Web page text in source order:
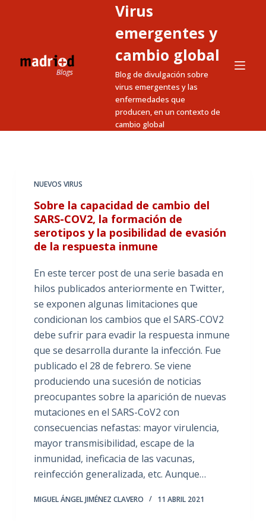
Virus
emergentes y
cambio global
Blog de divulgación sobre
virus emergentes y las
enfermedades que
producen, en un contexto de
cambio global
NUEVOS VIRUS
Sobre la capacidad de cambio del
SARS-COV2, la formación de
serotipos y la posibilidad de evasión
de la respuesta inmune
En este tercer post de una serie basada en
hilos publicados anteriormente en Twitter,
se exponen algunas limitaciones que
condicionan los cambios que el SARS-COV2
debe sufrir para evadir la respuesta inmune
que se desarrolla durante la infección. Fue
publicado el 28 de febrero. Se viene
produciendo una sucesión de noticias
preocupantes sobre la aparición de nuevas
mutaciones en el SARS-CoV2 con
consecuencias nefastas: mayor virulencia,
mayor transmisibilidad, escape de la
inmunidad, ineficacia de las vacunas,
reinfección generalizada, etc. Aunque…
MIGUEL ÁNGEL JIMÉNEZ CLAVERO 11 ABRIL 2021